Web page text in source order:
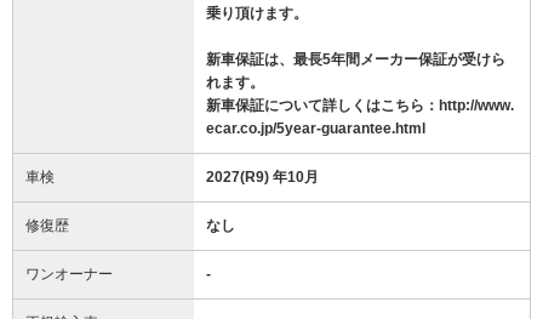
乗り頂けます。
新車保証は、最長5年間メーカー保証が受けら
れます。
新車保証について詳しくはこちら：http://www.
ecar.co.jp/5year-guarantee.html
車検 2027(R9) 年10月
修復歴 なし
ワンオーナー -